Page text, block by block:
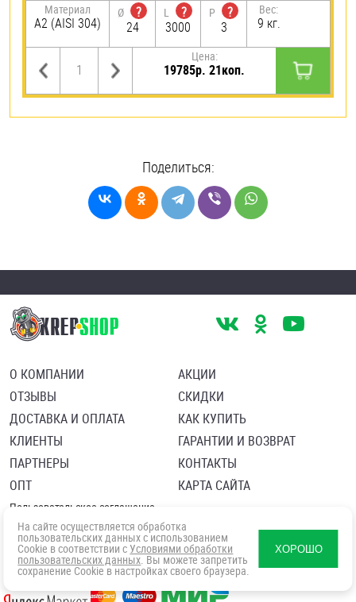
Материал
А2 (AISI 304)
Ø
?
24
L
?
3000
P
?
3
Вес:
9 кг.
Цена:
19785р. 21коп.
Поделиться:
О КОМПАНИИ
ОТЗЫВЫ
ДОСТАВКА И ОПЛАТА
КЛИЕНТЫ
ПАРТНЕРЫ
ОПТ
АКЦИИ
СКИДКИ
КАК КУПИТЬ
ГАРАНТИИ И ВОЗВРАТ
КОНТАКТЫ
КАРТА САЙТА
Пользовательское соглашение
Политика в отношении обработки персональных данных
Согласие посетителя сайта на обработку персональных данны
На сайте осуществляется обработка
пользовательских данных с использованием
Cookie в соответствии с Условиями обработки
пользовательских данных. Вы можете запретить
сохранение Cookie в настройках своего браузера.
ХОРОШО